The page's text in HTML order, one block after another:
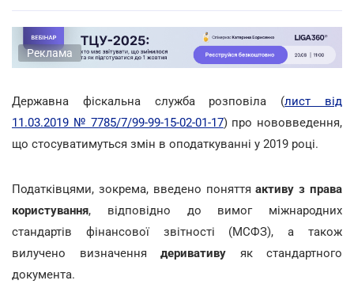
Реклама
Державна фіскальна служба розповіла (лист від
11.03.2019 № 7785/7/99-99-15-02-01-17) про нововведення,
що стосуватимуться змін в оподаткуванні у 2019 році.
Податківцями, зокрема, введено поняттяактиву з права
користування, відповідно до вимог міжнародних
стандартів фінансової звітності (МСФЗ), а також
вилучено визначення деривативу як стандартного
документа.